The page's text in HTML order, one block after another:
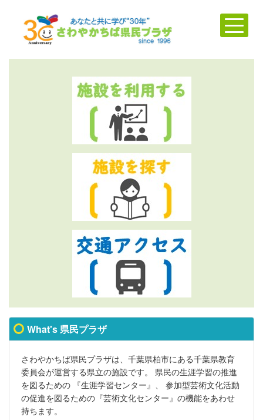
What's 県民プラザ
さわやかちば県民プラザは、千葉県柏市にある千葉県教育
委員会が運営する県立の施設です。 県民の生涯学習の推進
を図るための 『生涯学習センター』、 参加型芸術文化活動
の促進を図るための『芸術文化センター』の機能をあわせ
持ちます。